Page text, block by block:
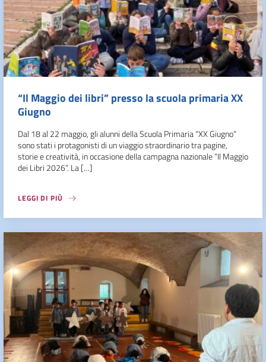
“Il Maggio dei libri” presso la scuola primaria XX
Giugno
Dal 18 al 22 maggio, gli alunni della Scuola Primaria “XX Giugno”
sono stati i protagonisti di un viaggio straordinario tra pagine,
storie e creatività, in occasione della campagna nazionale “Il Maggio
dei Libri 2026”. La […]
LEGGI DI PIÙ